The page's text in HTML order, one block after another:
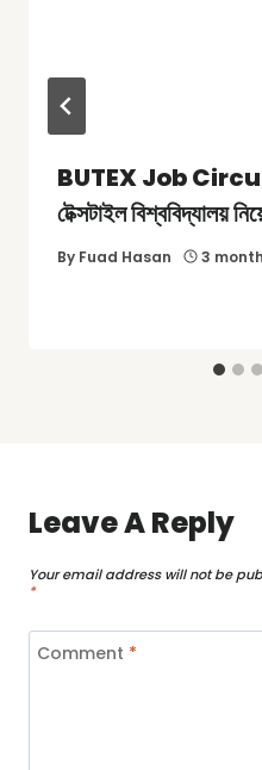
BUTEX Job
টেক্সটাইল বিশ্ববিদ্যালয়
By Fuad Hasan 3
Leave A Reply
Your email address will not be
*
Comment *